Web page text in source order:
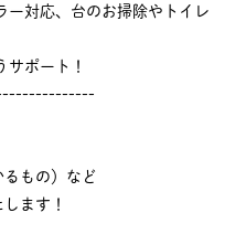
対応、台のお掃除やトイレ
ポート！
もの）など
ます！